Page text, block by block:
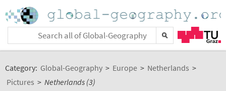
Category: Global-Geography > Europe > Netherlands >
Pictures > Netherlands (3)